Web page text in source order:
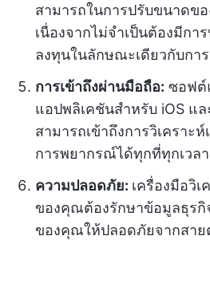
สามารถในการปรับขนาดข
เนื่องจากไม่จำเป็นต้องมีกา
ลงทุนในลักษณะเดียวกับกา
การเข้าถึงผ่านมือถือ: ซอฟต์
แอปพลิเคชันสำหรับ iOS แ
สามารถเข้าถึงการวิเคราะ
การพยากรณ์ได้ทุกที่ทุกเวลา
ความปลอดภัย: เครื่องมือวิ
ของคุณต้องรักษาข้อมูลธุร
ของคุณให้ปลอดภัยจากสาย